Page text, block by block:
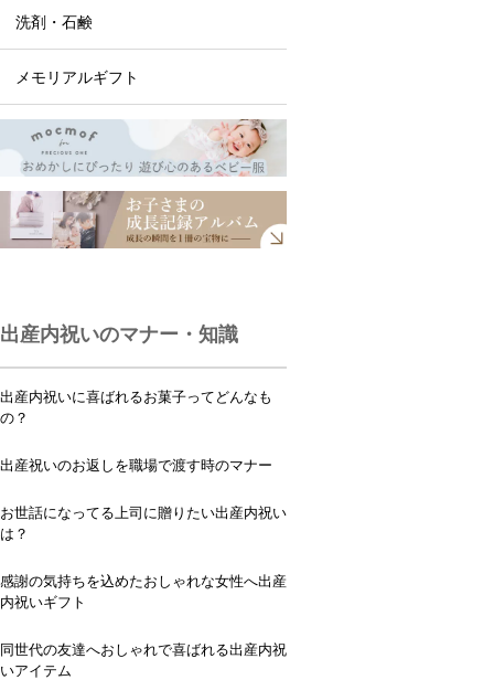
洗剤・石鹸
メモリアルギフト
出産内祝いのマナー・知識
出産内祝いに喜ばれるお菓子ってどんなも
の？
出産祝いのお返しを職場で渡す時のマナー
お世話になってる上司に贈りたい出産内祝い
は？
感謝の気持ちを込めたおしゃれな女性へ出産
内祝いギフト
同世代の友達へおしゃれで喜ばれる出産内祝
いアイテム